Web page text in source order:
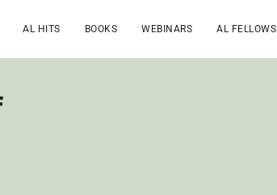
AL HITS BOOKS WEBINARS AL FELLOWS